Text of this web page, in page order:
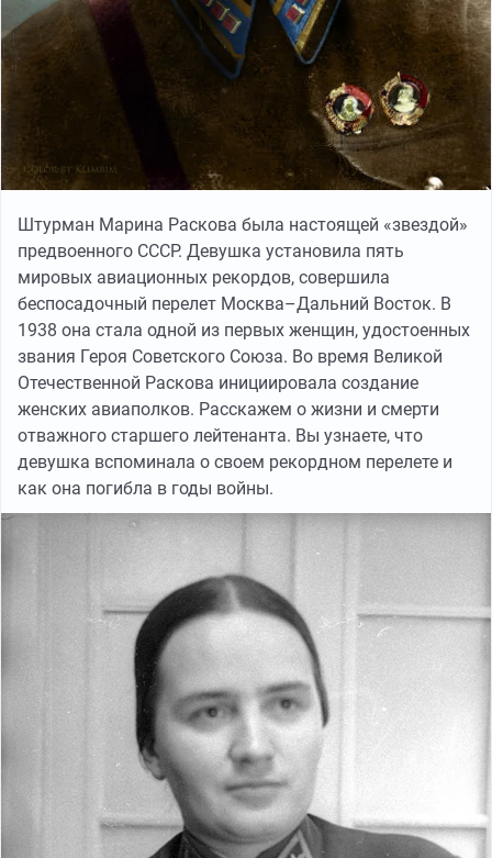
Штурман Марина Раскова была настоящей «звездой»
предвоенного СССР. Девушка установила пять
мировых авиационных рекордов, совершила
беспосадочный перелет Москва–Дальний Восток. В
1938 она стала одной из первых женщин, удостоенных
звания Героя Советского Союза. Во время Великой
Отечественной Раскова инициировала создание
женских авиаполков. Расскажем о жизни и смерти
отважного старшего лейтенанта. Вы узнаете, что
девушка вспоминала о своем рекордном перелете и
как она погибла в годы войны.